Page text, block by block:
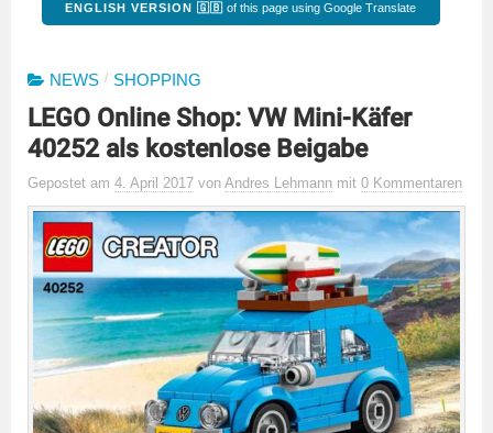
ENGLISH VERSION 🇬🇧 of this page using Google Translate
NEWS / SHOPPING
LEGO Online Shop: VW Mini-Käfer
40252 als kostenlose Beigabe
Gepostet am 4. April 2017 von Andres Lehmann mit 0 Kommentaren